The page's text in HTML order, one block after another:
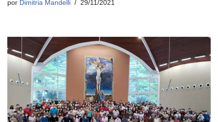
por Dimitria Mandelli 29/11/2021